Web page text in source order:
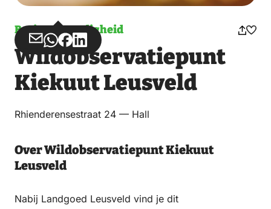
Bezienswaardigheid
Deel
via
Email
Deel
via
WhatsApp
Deel
op
Facebook
Deel
op
LinkedIn
Wildobservatiepunt
Kiekuut Leusveld
Rhienderensestraat 24 — Hall
Over Wildobservatiepunt Kiekuut
Leusveld
Nabij Landgoed Leusveld vind je dit